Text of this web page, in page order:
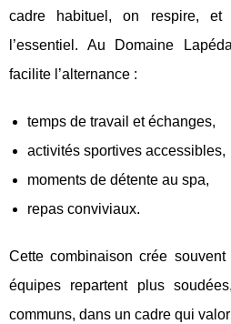
cadre habituel, on respire,
l’essentiel. Au Domaine
facilite l’alternance :
temps de travail et échanges,
activités sportives accessibles,
moments de détente au spa,
repas conviviaux.
Cette combinaison crée
équipes repartent plus
communs, dans un cadre qui